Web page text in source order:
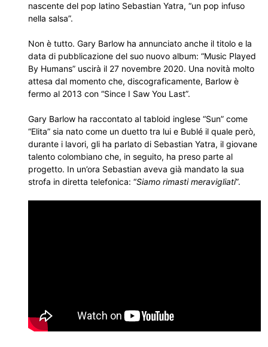
nascente del pop latino Sebastian Yatra, “un pop infuso
nella salsa”.
Non è tutto. Gary Barlow ha annunciato anche il titolo e la
data di pubblicazione del suo nuovo album: “Music Played
By Humans” uscirà il 27 novembre 2020. Una novità molto
attesa dal momento che, discograficamente, Barlow è
fermo al 2013 con “Since I Saw You Last”.
Gary Barlow ha raccontato al tabloid inglese “Sun” come
“Elita” sia nato come un duetto tra lui e Bublé il quale però,
durante i lavori, gli ha parlato di Sebastian Yatra, il giovane
talento colombiano che, in seguito, ha preso parte al
progetto. In un’ora Sebastian aveva già mandato la sua
strofa in diretta telefonica: “Siamo rimasti meravigliati”.